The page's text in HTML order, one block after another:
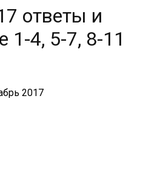
ответы и
1-4, 5-7, 8-11
2017